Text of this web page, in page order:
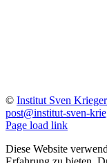
© Institut Sven Krieger
post@institut-sven-
Facebook
YouTube
Instagram
Rss
Page load link
Diese Website